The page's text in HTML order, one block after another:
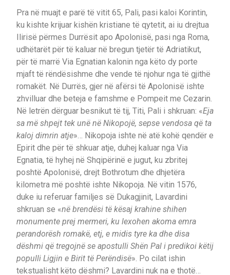
Pra në muajt e parë të vitit 65, Pali, pasi kaloi Korintin,
ku kishte krijuar kishën kristiane të qytetit, ai iu drejtua
Ilirisë përmes Durrësit apo Apolonisë, pasi nga Roma,
udhëtarët për të kaluar në bregun tjetër të Adriatikut,
për të marrë Via Egnatian kalonin nga këto dy porte
mjaft të rëndësishme dhe vende të njohur nga të gjithë
romakët. Në Durrës, gjer në afërsi të Apolonisë ishte
zhvilluar dhe beteja e famshme e Pompeit me Cezarin.
Në letrën dërguar besnikut të tij, Titi, Pali i shkruan: «Eja
sa më shpejt tek unë në Nikopojë, sepse vendosa që ta
kaloj dimrin atje»… Nikopoja ishte në atë kohë qendër e
Epirit dhe për të shkuar atje, duhej kaluar nga Via
Egnatia, të hyhej në Shqipërinë e jugut, ku zbritej
poshtë Apolonisë, drejt Bothrotum dhe dhjetëra
kilometra më poshtë ishte Nikopoja. Në vitin 1576,
duke iu referuar familjes së Dukagjinit, Lavardini
shkruan se «në brendësi të kësaj krahine shihen
monumente prej mermeri, ku lexohen akoma emra
perandorësh romakë, etj, e midis tyre ka dhe disa
dëshmi që tregojnë se apostulli Shën Pal i predikoi këtij
populli Ligjin e Birit të Perëndisë». Po cilat ishin
tekstualisht këto dëshmi? Lavardini nuk na e thotë…